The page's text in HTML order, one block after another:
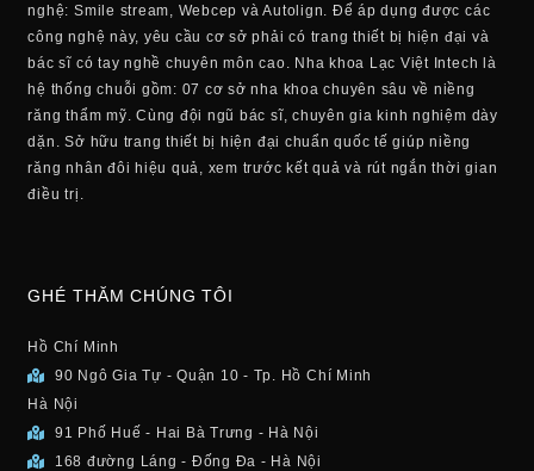
nghệ: Smile stream, Webcep và Autolign. Để áp dụng được các
công nghệ này, yêu cầu cơ sở phải có trang thiết bị hiện đại và
bác sĩ có tay nghề chuyên môn cao. Nha khoa Lạc Việt Intech là
hệ thống chuỗi gồm: 07 cơ sở nha khoa chuyên sâu về niềng
răng thẩm mỹ. Cùng đội ngũ bác sĩ, chuyên gia kinh nghiệm dày
dặn. Sở hữu trang thiết bị hiện đại chuẩn quốc tế giúp niềng
răng nhân đôi hiệu quả, xem trước kết quả và rút ngắn thời gian
điều trị.
GHÉ THĂM CHÚNG TÔI
Hồ Chí Minh
90 Ngô Gia Tự - Quận 10 - Tp. Hồ Chí Minh
Hà Nội
91 Phố Huế - Hai Bà Trưng - Hà Nội
168 đường Láng - Đống Đa - Hà Nội